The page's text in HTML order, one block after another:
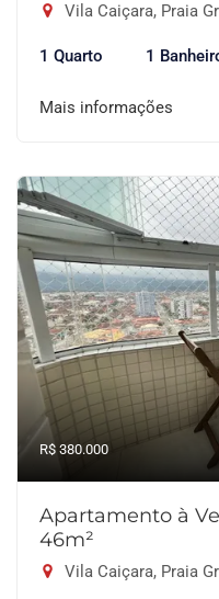
Vila Caiçara, Praia
1 Quarto 1
Mais informações
R$ 380.000
Apartamento à
46m²
Vila Caiçara, Praia